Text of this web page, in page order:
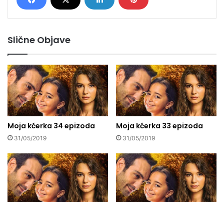
Slične Objave
Moja kćerka 34 epizoda
31/05/2019
Moja kćerka 33 epizoda
31/05/2019